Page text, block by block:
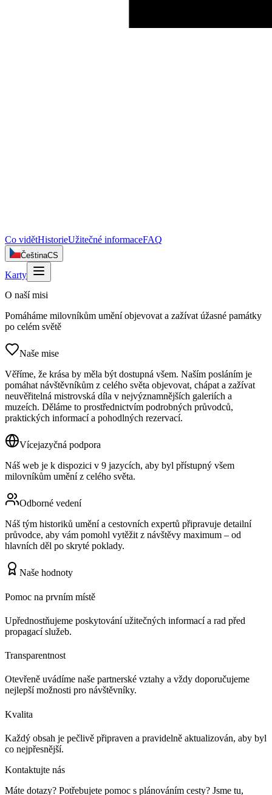
Co vidětHistorieUžitečné informaceFAQ
ČeštinaCS
Karty
O naší misi
Pomáháme milovníkům umění objevovat a zažívat úžasné památky
po celém světě
Naše mise
Věříme, že krása by měla být dostupná všem. Naším posláním je
pomáhat návštěvníkům z celého světa objevovat, chápat a zažívat
neuvěřitelná mistrovská díla v nejvýznamnějších galeriích a
muzeích. Děláme to prostřednictvím podrobných průvodců,
praktických informací a pohodlných rezervací.
Vícejazyčná podpora
Náš web je k dispozici v 9 jazycích, aby byl přístupný všem
milovníkům umění z celého světa.
Odborné vedení
Náš tým historiků umění a cestovních expertů připravuje detailní
průvodce, aby vám pomohl vytěžit z návštěvy maximum – od
hlavních děl po skryté poklady.
Naše hodnoty
Pomoc na prvním místě
Upřednostňujeme poskytování užitečných informací a rad před
propagací služeb.
Transparentnost
Otevřeně uvádíme naše partnerské vztahy a vždy doporučujeme
nejlepší možnosti pro návštěvníky.
Kvalita
Každý obsah je pečlivě připraven a pravidelně aktualizován, aby byl
co nejpřesnější.
Kontaktujte nás
Máte dotazy? Potřebujete pomoc s plánováním cesty? Jsme tu,